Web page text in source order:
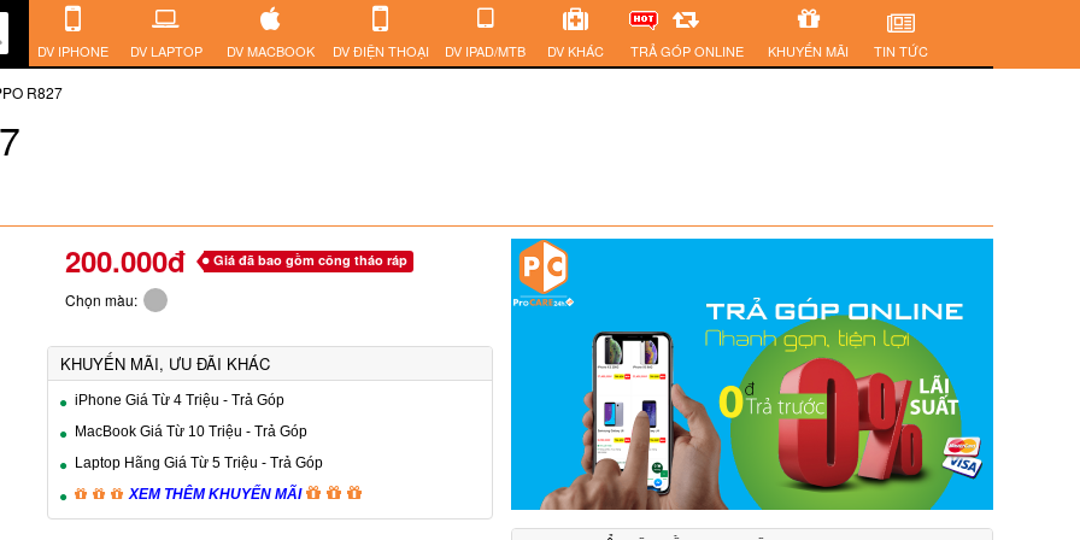
DV IPHONE DV LAPTOP DV MACBOOK DV ĐIỆN THOẠI DV IPAD/MTB DV KHÁC TRẢ GÓP ONLINE KHUYẾN MÃI TIN TỨC
R827
200.000đ Giá đã bao gồm công tháo ráp
Chọn màu:
KHUYẾN MÃI, ƯU ĐÃI KHÁC
iPhone Giá Từ 4 Triệu - Trả Góp
MacBook Giá Từ 10 Triệu - Trả Góp
Laptop Hãng Giá Từ 5 Triệu - Trả Góp
XEM THÊM KHUYẾN MÃI